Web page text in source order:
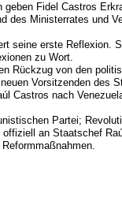
Fidel Castros
des Ministerrates und
seine erste Reflexion.
zu Wort.
Rückzug von den
Vorsitzenden des
Castros nach
Partei;
an Staatschef